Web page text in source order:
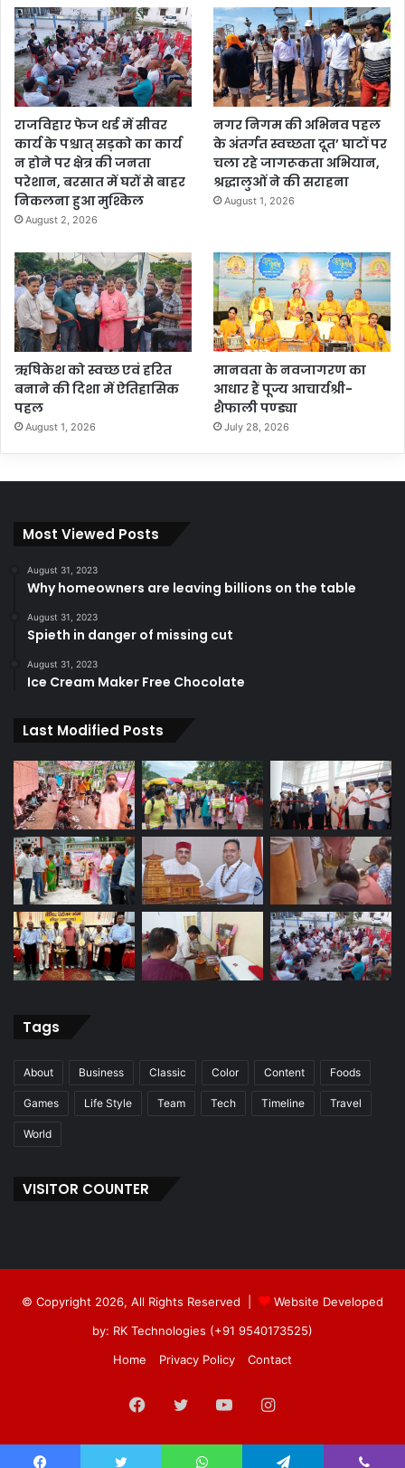
राजविहार फेज थर्ड में सीवर
कार्य के पश्चात् सड़को का कार्य
न होने पर क्षेत्र की जनता
परेशान, बरसात में घरों से बाहर
निकलना हुआ मुश्किल
August 2, 2026
नगर निगम की अभिनव पहल
के अंतर्गत स्वच्छता दूत’ घाटों पर
चला रहे जागरूकता अभियान,
श्रद्धालुओं ने की सराहना
August 1, 2026
ऋषिकेश को स्वच्छ एवं हरित
बनाने की दिशा में ऐतिहासिक
पहल
August 1, 2026
मानवता के नवजागरण का
आधार हैं पूज्य आचार्यश्री-
शैफाली पण्ड्या
July 28, 2026
Most Viewed Posts
August 31, 2023
Why homeowners are leaving billions on the table
August 31, 2023
Spieth in danger of missing cut
August 31, 2023
Ice Cream Maker Free Chocolate
Last Modified Posts
Tags
About Business Classic Color Content Foods
Games Life Style Team Tech Timeline Travel
World
VISITOR COUNTER
© Copyright 2026, All Rights Reserved |
Website Developed
by: RK Technologies (+91 9540173525)
Home
Privacy Policy Contact
Facebook
TwitterYouTubeInstagram